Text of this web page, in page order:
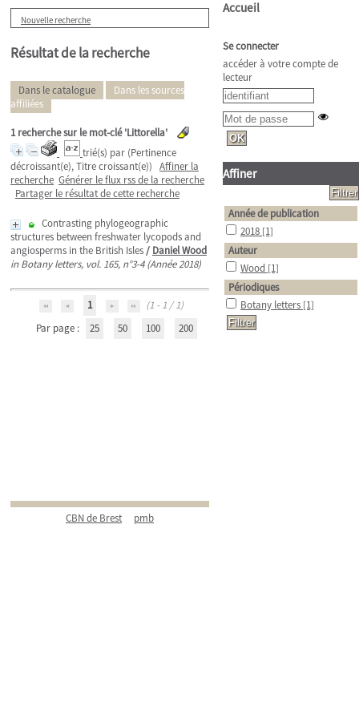
Nouvelle recherche
Résultat de la recherche
Dans le catalogue
Dans les sources
affiliées
1recherche sur le mot-clé'Littorella'
trié(s) par (Pertinence
décroissant(e), Titre croissant(e)) Affiner la
recherche Générer le flux rss de la recherche
Partager le résultat de cette recherche
Contrasting phylogeographic
structures between freshwater lycopods and
angiosperms in the British Isles/ Daniel Wood
in Botany letters, vol. 165, n°3-4 (Année 2018)
1
(1 - 1 / 1)
Par page :
25 50 100 200
CBN de Brest pmb
Accueil
Se connecter
accéder à votre compte de
lecteur
Affiner
Année de publication
2018 [1]
Auteur
Wood [1]
Périodiques
Botany letters [1]